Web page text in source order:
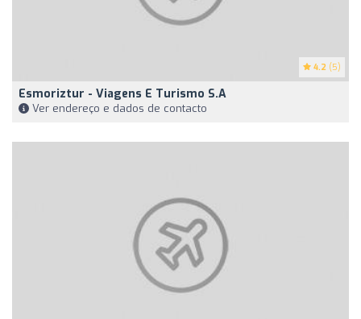
4.2 (5)
Esmoriztur - Viagens E Turismo S.A
Ver endereço e dados de contacto